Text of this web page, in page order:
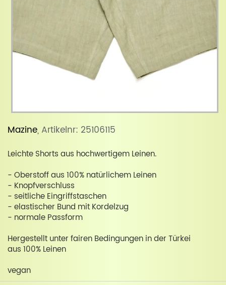
Mazine, Artikelnr: 25106115
Leichte Shorts aus hochwertigem Leinen.
- Oberstoff aus 100% natürlichem Leinen
- Knopfverschluss
- seitliche Eingriffstaschen
- elastischer Bund mit Kordelzug
- normale Passform
Hergestellt unter fairen Bedingungen in der Türkei
aus 100% Leinen
vegan